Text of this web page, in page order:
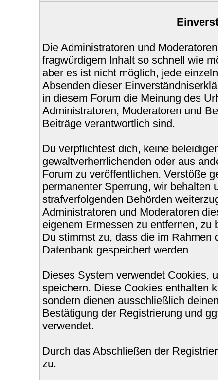
Die Administratoren und
fragwürdigem Inhalt so schnell wie
aber es ist nicht möglich, jede
Absenden dieser
in diesem Forum die Meinung des
Administratoren, Moderatoren und
Beiträge verantwortlich sind.
Du verpflichtest dich, keine
gewaltverherrlichenden oder aus
Forum zu veröffentlichen. Verstöße
permanenter Sperrung, wir behalten
strafverfolgenden Behörden
Administratoren und Moderatoren
eigenem Ermessen zu entfernen, zu
Du stimmst zu, dass die im Rahmen
Datenbank gespeichert werden.
Dieses System verwendet Cookies,
speichern. Diese Cookies enthalten
sondern dienen ausschließlich
Bestätigung der Registrierung und
verwendet.
Durch das Abschließen der
zu.